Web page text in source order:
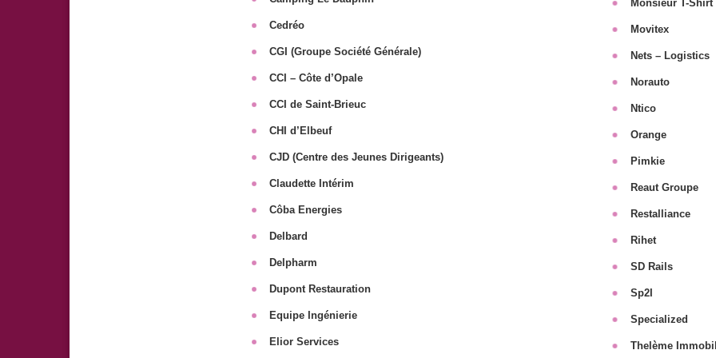
Cedréo
CGI (Groupe Société Générale)
CCI – Côte d’Opale
CCI de Saint-Brieuc
CHI d’Elbeuf
CJD (Centre des Jeunes Dirigeants)
Claudette Intérim
Côba Energies
Delbard
Delpharm
Dupont Restauration
Equipe Ingénierie
Elior Services
Monsieur T-Shirt
Movitex
Nets – Logistics
Norauto
Ntico
Orange
Pimkie
Reaut Groupe
Restalliance
Rihet
SD Rails
Sp2I
Specialized
Thelème